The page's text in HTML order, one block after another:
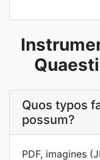
Quos typos
possum?
PDF, imagines